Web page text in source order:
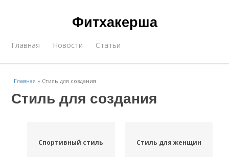
Фитхакерша
Главная Новости Статьи
Главная » Стиль для создания
Стиль для создания
Спортивный стиль Стиль для женщин